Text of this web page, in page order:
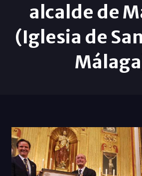
alcalde de
(Iglesia de